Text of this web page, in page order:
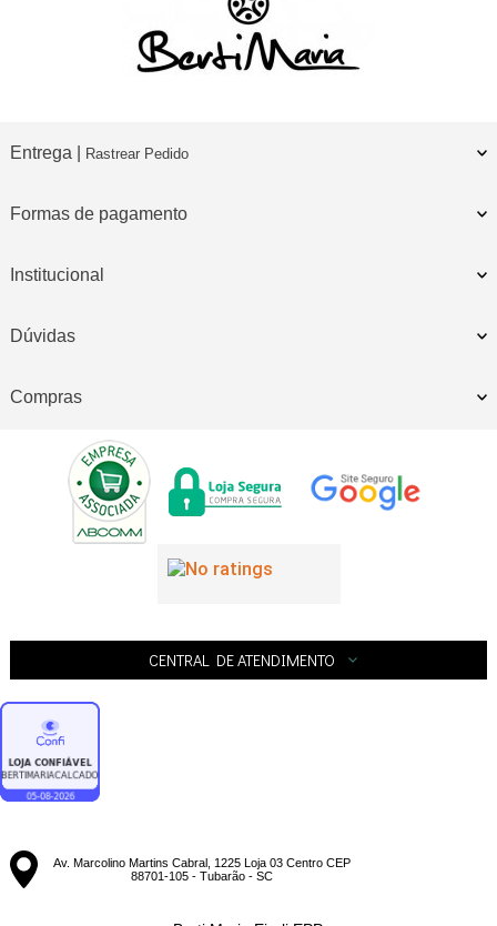
Entrega | Rastrear Pedido
Formas de pagamento
Institucional
Dúvidas
Compras
CENTRAL DE ATENDIMENTO
Av. Marcolino Martins Cabral, 1225 Loja 03 Centro CEP
88701-105 - Tubarão - SC